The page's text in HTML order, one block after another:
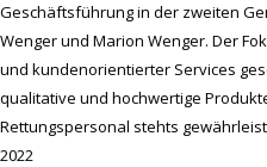
Geschäftsführung in der zweiten
Wenger und Marion Wenger. Der
und kundenorientierter Services
qualitative und hochwertige
Rettungspersonal stehts
2022